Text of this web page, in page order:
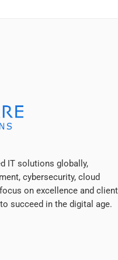
IT solutions globally,
cybersecurity, cloud
on excellence and client
succeed in the digital age.